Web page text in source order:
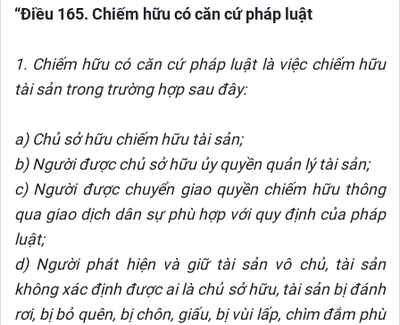
“Điều 165. Chiếm hữu có căn cứ pháp luật
1. Chiếm hữu có căn cứ pháp luật là việc chiếm hữu
tài sản trong trường hợp sau đây:
a) Chủ sở hữu chiếm hữu tài sản;
b) Người được chủ sở hữu ủy quyền quản lý tài sản;
c) Người được chuyển giao quyền chiếm hữu thông
qua giao dịch dân sự phù hợp với quy định của pháp
luật;
d) Người phát hiện và giữ tài sản vô chủ, tài sản
không xác định được ai là chủ sở hữu, tài sản bị đánh
rơi, bị bỏ quên, bị chôn, giấu, bị vùi lấp, chìm đắm phù